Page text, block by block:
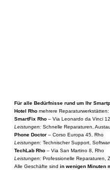
Für alle Bedürfnisse rund um Ihr
Hotel Rho mehrere Reparaturwerkstätten:
SmartFix Rho – Via Leonardo da Vinci
Leistungen: Schnelle Reparaturen,
Phone Doctor – Corso Europa 45, Rho
Leistungen: Technischer Support,
TechLab Rho – Via San Martino 8, Rho
Leistungen: Professionelle Reparaturen,
Alle Geschäfte sindin wenigen Minuten